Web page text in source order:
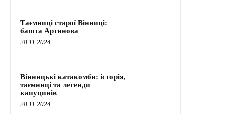
Таємниці старої Вінниці:
башта Артинова
28.11.2024
Вінницькі катакомби: історія,
таємниці та легенди
капуцинів
28.11.2024